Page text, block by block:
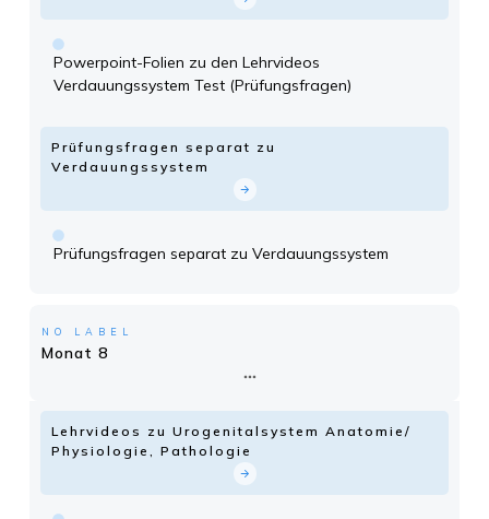
Powerpoint-Folien zu den Lehrvideos
Verdauungssystem Test (Prüfungsfragen)
Prüfungsfragen separat zu
Verdauungssystem
Prüfungsfragen separat zu Verdauungssystem
NO LABEL
Monat 8
Lehrvideos zu Urogenitalsystem Anatomie/
Physiologie, Pathologie